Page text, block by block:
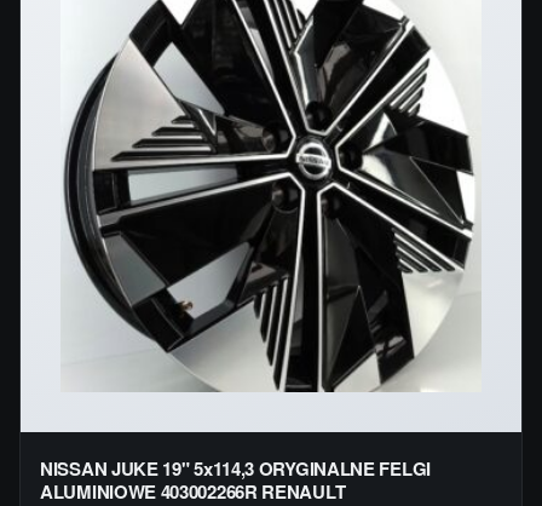
NISSAN JUKE 19" 5x114,3 ORYGINALNE FELGI
ALUMINIOWE 403002266R RENAULT